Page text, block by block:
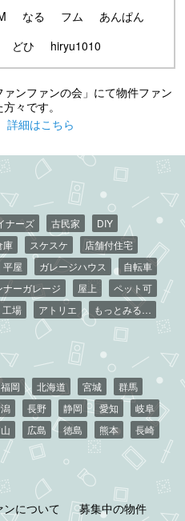
なる フム
あんぱん
どひ hiryu1010
ンファンの会」にて物件ファン
々です。
詳細はこちら
ナーズ 古民家
DIY
庫 スケスケ
店舗付住宅
平屋 ガレージハウス
自転車
ナーガレージ 屋上
ペット可
工場 アトリエ もっとみる…
福岡 北海道 宮城
群馬
長野 静岡 愛知
岐阜
広島 徳島 熊本
長崎
ンについて 募集中の物件